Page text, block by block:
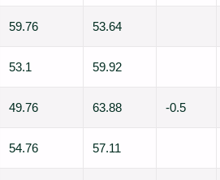
59.76 53.64
53.1 59.92
49.76 63.88 -0.5
54.76 57.11